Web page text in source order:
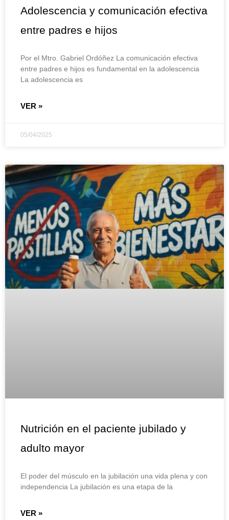
Adolescencia y comunicación efectiva
entre padres e hijos
Por el Mtro. Gabriel Ordóñez La comunicación efectiva
entre padres e hijos es fundamental en la adolescencia
La adolescencia es
VER »
05/04/2025
Nutrición en el paciente jubilado y
adulto mayor
El poder del músculo en la jubilación una vida plena y con
independencia La jubilación es una etapa de la
VER »